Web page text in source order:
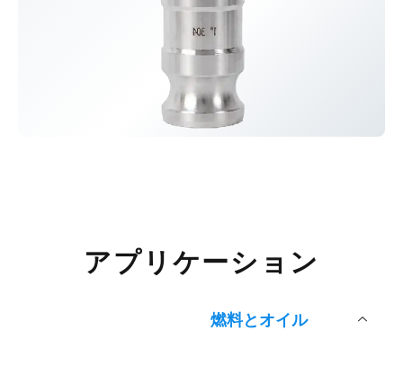
アプリケーション
燃料とオイル